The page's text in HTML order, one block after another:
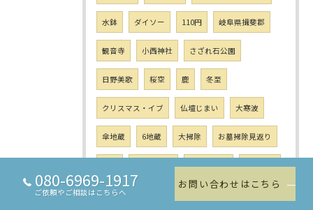
水鉢 ダイソー 110円 岐阜県揖斐郡
観音寺 小西神社 さざれ石公園
日野美歌 桜空 鹿 冬至
クリスマス・イブ 仏壇じまい 大寒波
傘地蔵 6地蔵 大掃除 お墓掃除見返り
年越し寒波 大みそか
初詣
080-6969-1917
ご依頼やご相談はこちらへ
お問い合わせはこちら